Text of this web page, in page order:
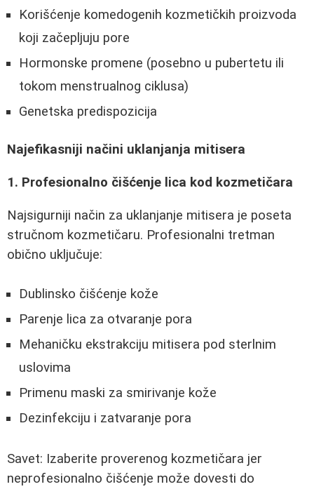
Korišćenje komedogenih kozmetičkih proizvoda
koji začepljuju pore
Hormonske promene (posebno u pubertetu ili
tokom menstrualnog ciklusa)
Genetska predispozicija
Najefikasniji načini uklanjanja mitisera
1. Profesionalno čišćenje lica kod kozmetičara
Najsigurniji način za uklanjanje mitisera je poseta
stručnom kozmetičaru. Profesionalni tretman
obično uključuje:
Dublinsko čišćenje kože
Parenje lica za otvaranje pora
Mehaničku ekstrakciju mitisera pod sterlnim
uslovima
Primenu maski za smirivanje kože
Dezinfekciju i zatvaranje pora
Savet: Izaberite proverenog kozmetičara jer
neprofesionalno čišćenje može dovesti do